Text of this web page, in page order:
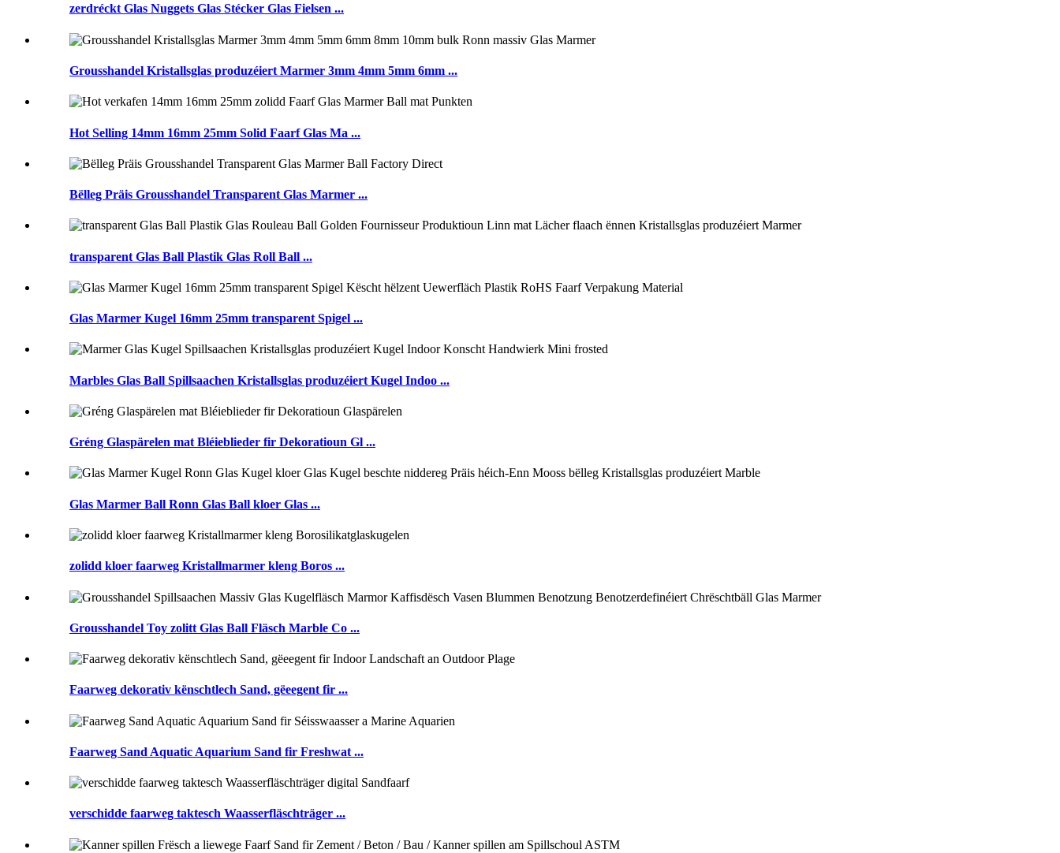
zerdréckt Glas Nuggets Glas Stécker Glas Fielsen ...
Grousshandel Kristallsglas produzéiert Marmer 3mm 4mm 5mm 6mm ...
Hot Selling 14mm 16mm 25mm Solid Faarf Glas Ma ...
Bëlleg Präis Grousshandel Transparent Glas Marmer ...
transparent Glas Ball Plastik Glas Roll Ball ...
Glas Marmer Kugel 16mm 25mm transparent Spigel ...
Marbles Glas Ball Spillsaachen Kristallsglas produzéiert Kugel Indoo ...
Gréng Glaspärelen mat Bléieblieder fir Dekoratioun Gl ...
Glas Marmer Ball Ronn Glas Ball kloer Glas ...
zolidd kloer faarweg Kristallmarmer kleng Boros ...
Grousshandel Toy zolitt Glas Ball Fläsch Marble Co ...
Faarweg dekorativ kënschtlech Sand, gëeegent fir ...
Faarweg Sand Aquatic Aquarium Sand fir Freshwat ...
verschidde faarweg taktesch Waasserfläschträger ...